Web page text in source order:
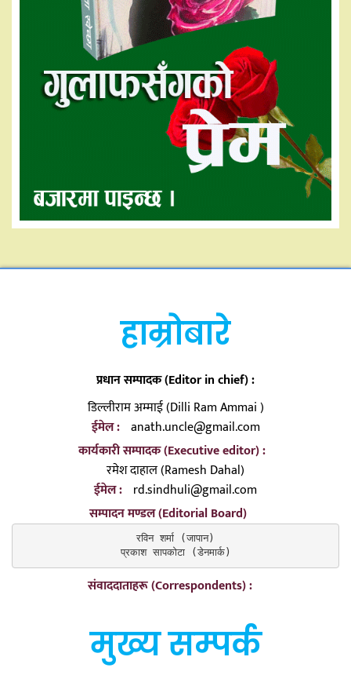
हाम्रोबारे
प्रधान सम्पादक (Editor in chief) :
डिल्लीराम अम्माई (Dilli Ram Ammai )
ईमेल : anath.uncle@gmail.com
कार्यकारी सम्पादक (Executive editor) :
रमेश दाहाल (Ramesh Dahal)
ईमेल : rd.sindhuli@gmail.com
सम्पादन मण्डल (Editorial Board)
रविन शर्मा (जापान)
प्रकाश सापकोटा (डेनमार्क)
संवाददाताहरू (Correspondents) :
मुख्य सम्पर्क